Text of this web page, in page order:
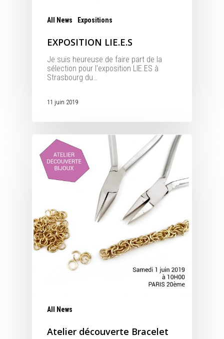
All News Expositions
EXPOSITION LIE.E.S
Je suis heureuse de faire part de la
sélection pour l'exposition LIE.ES à
Strasbourg du…
11 juin 2019
All News
Atelier découverte Bracelet